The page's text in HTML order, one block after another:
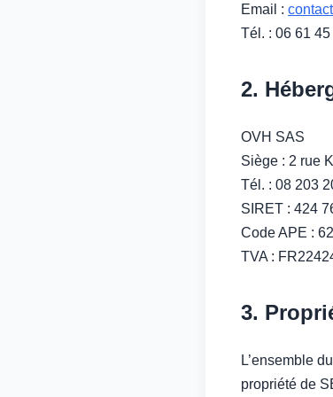
Email :
Tél. : 06 61 45
2.
OVH SAS
Siège : 2 rue
Tél. : 08 203
SIRET : 424
Code APE :
TVA :
3.
L’ensemble
propriété de